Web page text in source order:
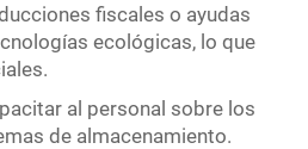
fiscales o ayudas
ecológicas, lo que
al personal sobre los
de almacenamiento.